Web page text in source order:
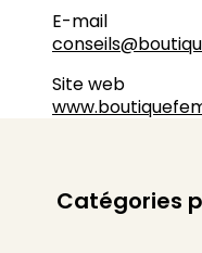
E-mail
Site web
Catégories